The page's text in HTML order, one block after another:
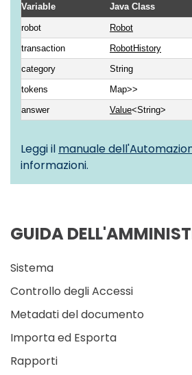
Variable Java Class
robot Robot
transaction
RobotHistory
category
String
tokens
Map>>
answer
Value<String>
Leggi il manuale
informazioni.
GUIDA
Sistema
Controllo degli Accessi
Metadati del documento
Importa ed Esporta
Rapporti